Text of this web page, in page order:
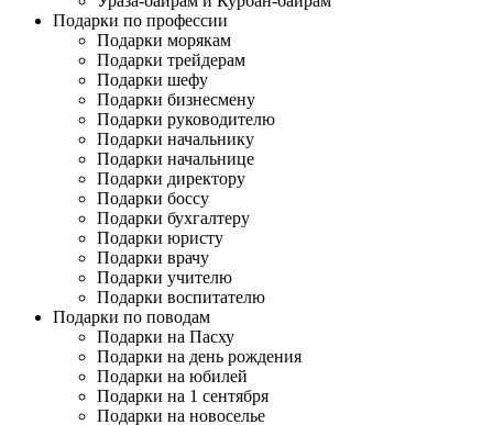
Подарки по профессии
Подарки морякам
Подарки трейдерам
Подарки шефу
Подарки бизнесмену
Подарки руководителю
Подарки начальнику
Подарки начальнице
Подарки директору
Подарки боссу
Подарки бухгалтеру
Подарки юристу
Подарки врачу
Подарки учителю
Подарки воспитателю
Подарки по поводам
Подарки на Пасху
Подарки на день рождения
Подарки на юбилей
Подарки на 1 сентября
Подарки на новоселье